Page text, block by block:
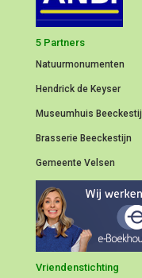
5 Partners
Natuurmonumenten
Hendrick de Keyser
Museumhuis
Brasserie Beeckestijn
Gemeente Velsen
Vriendenstichting